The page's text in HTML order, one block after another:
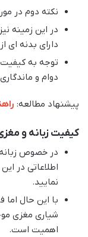
نکته دوم در
در این زمینه
دارای بدنه ای
توجه به
دوام و
پیشنهاد مطالعه:
کیفیت زبانه و
در خصوص
اطلاعاتی در
نمایید.
با این حال
شیاری مغزی
اهمیت است.